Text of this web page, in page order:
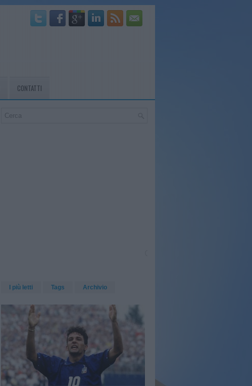
CONTATTI
I più letti Tags Archivio